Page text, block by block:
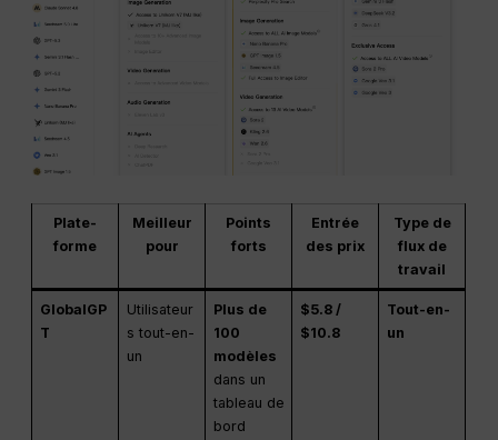
Plate-
forme
Meilleur
pour
Points
forts
Entrée
des prix
Type de
flux de
travail
GlobalGP
T
Utilisateur
s tout-en-
un
Plus de
100
modèles
dans un
tableau de
bord
$5.8 /
$10.8
Tout-en-
un